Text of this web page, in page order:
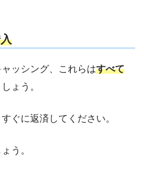
ッシング、これらはすべて
ょう。
ぐに返済してください。
う。